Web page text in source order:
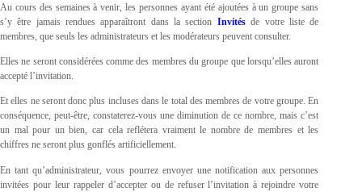
Au cours des semaines à venir, les personnes ayant été ajoutées à un groupe sans
s’y être jamais rendues apparaîtront dans la section Invitésde votre liste de
membres, que seuls les administrateurs et les modérateurs peuvent consulter.
Elles ne seront considérées comme des membres du groupe que lorsqu’elles auront
accepté l’invitation.
Et elles ne seront donc plus incluses dans le total des membres de votre groupe. En
conséquence, peut-être, constaterez-vous une diminution de ce nombre, mais c’est
un mal pour un bien, car cela reflétera vraiment le nombre de membres et les
chiffres ne seront plus gonflés artificiellement.
En tant qu’administrateur, vous pourrez envoyer une notification aux personnes
invitées pour leur rappeler d’accepter ou de refuser l’invitation à rejoindre votre